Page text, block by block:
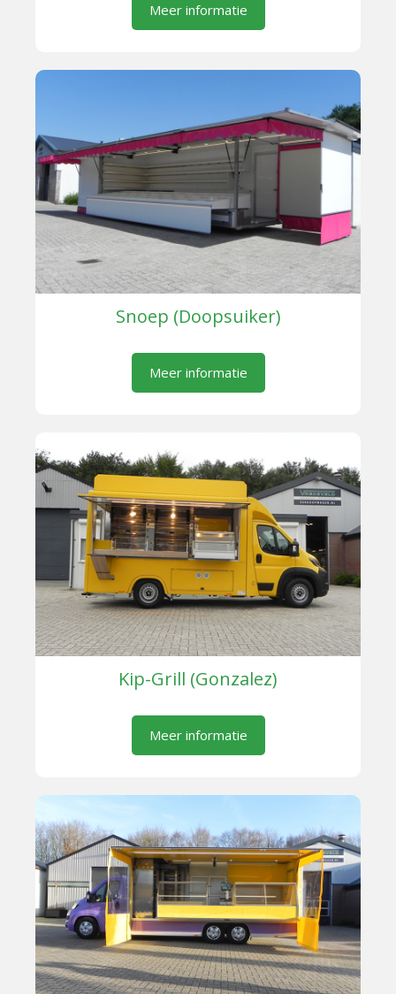
Meer informatie
Snoep (Doopsuiker)
Meer informatie
Kip-Grill (Gonzalez)
Meer informatie